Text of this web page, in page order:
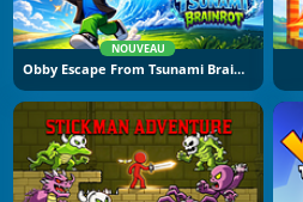
NOUVEAU
Obby Escape From Tsunami Brainrot